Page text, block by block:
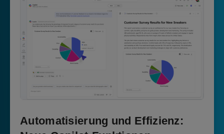
Automatisierung und Effizienz: